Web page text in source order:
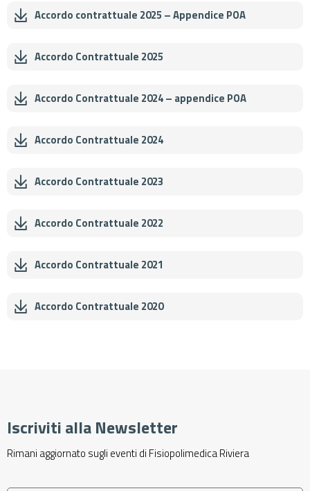
041 426 5851
Accordo contrattuale 2025 – Appendice POA
Accordo Contrattuale 2025
Accordo Contrattuale 2024 – appendice POA
Accordo Contrattuale 2024
Accordo Contrattuale 2023
Accordo Contrattuale 2022
Accordo Contrattuale 2021
Accordo Contrattuale 2020
Iscriviti alla Newsletter
Rimani aggiornato sugli eventi di Fisiopolimedica Riviera